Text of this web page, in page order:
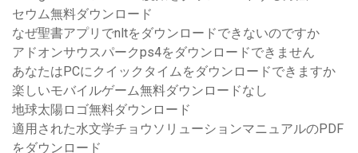
セウム無料ダウンロード
なぜ聖書アプリでnltをダウンロードできないのですか
アドオンサウスパークps4をダウンロードできません
あなたはPCにクイックタイムをダウンロードできますか
楽しいモバイルゲーム無料ダウンロードなし
地球太陽ロゴ無料ダウンロード
適用された水文学チョウソリューションマニュアルのPDF
をダウンロード